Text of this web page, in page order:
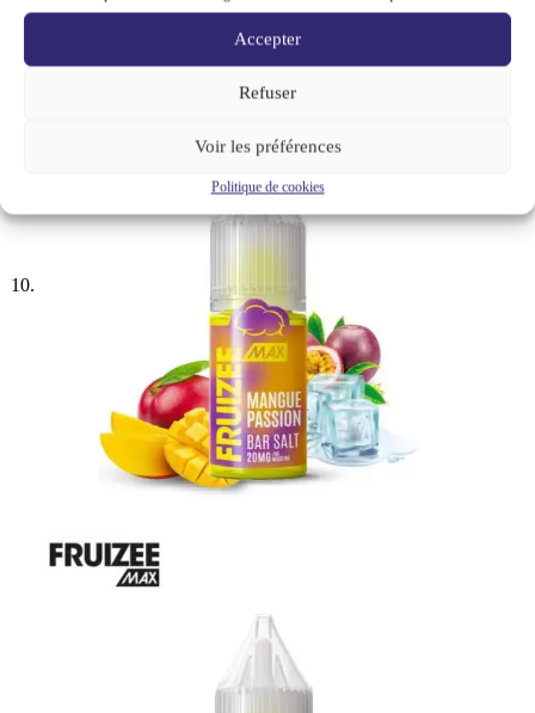
Accepter
Refuser
Voir les préférences
Politique de cookies